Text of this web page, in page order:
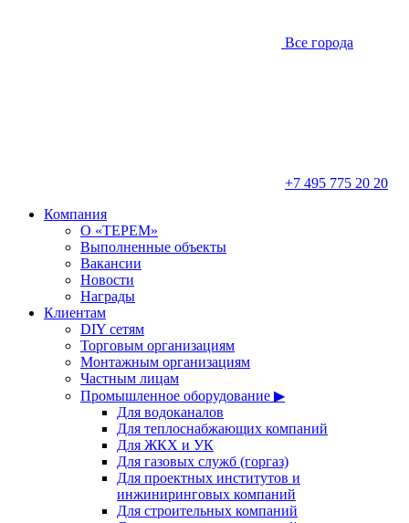
Все города
+7 495 775 20 20
Компания
О «ТЕРЕМ»
Выполненные объекты
Вакансии
Новости
Награды
Клиентам
DIY сетям
Торговым организациям
Монтажным организациям
Частным лицам
Промышленное оборудование ▶
Для водоканалов
Для теплоснабжающих компаний
Для ЖКХ и УК
Для газовых служб (горгаз)
Для проектных институтов и
инжиниринговых компаний
Для строительных компаний